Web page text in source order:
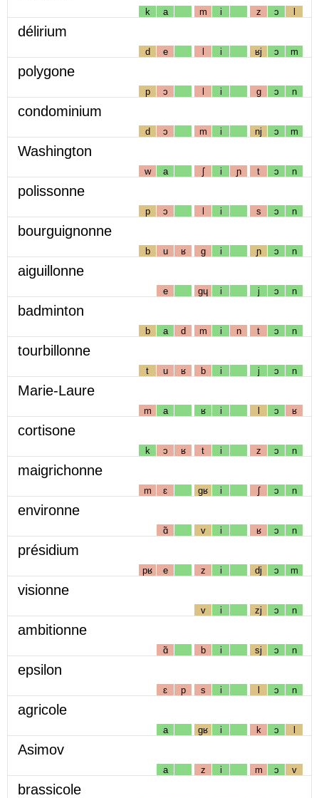
k a m i z ɔ l
délirium
d e l i ʁj ɔ m
polygone
p ɔ l i g ɔ n
condominium
d ɔ m i nj ɔ m
Washington
w a ʃ i ɲ t ɔ n
polissonne
p ɔ l i s ɔ n
bourguignonne
b u ʁ g i ɲ ɔ n
aiguillonne
e gɥ i j ɔ n
badminton
b a d m i n t ɔ n
tourbillonne
t u ʁ b i j ɔ n
Marie-Laure
m a ʁ i l ɔ ʁ
cortisone
k ɔ ʁ t i z ɔ n
maigrichonne
m ɛ gʁ i ʃ ɔ n
environne
ɑ̃ v i ʁ ɔ n
présidium
pʁ e z i dj ɔ m
visionne
v i zj ɔ n
ambitionne
ɑ̃ b i sj ɔ n
epsilon
ɛ p s i l ɔ n
agricole
a gʁ i k ɔ l
Asimov
a z i m ɔ v
brassicole